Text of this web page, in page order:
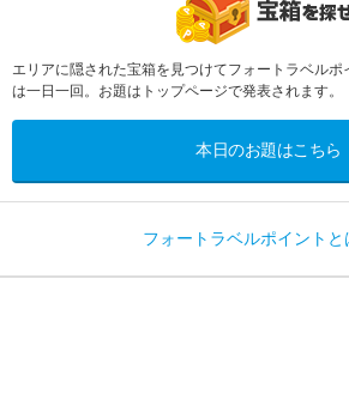
エリアに隠された宝箱を見つけてフォートラベル
は一日一回。お題はトップページで発表されます。
本日のお題はこちら
フォートラベルポイントと